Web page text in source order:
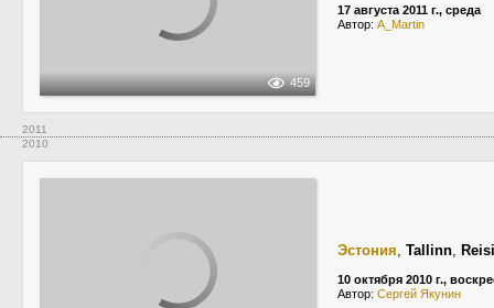
459
17 августа 2011 г., среда
Автор: A_Martin
2011
2010
Эстония, Tallinn,
10 октября 2010 г.,
Автор: Сергей Якунин